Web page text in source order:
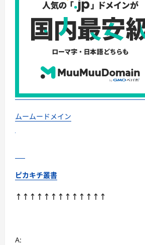
加
速
よ
に
つ
て
さ
に
読
ムームードメイン
ピカキチ叢書
↑↑↑↑↑↑↑↑↑↑↑↑↑
A: